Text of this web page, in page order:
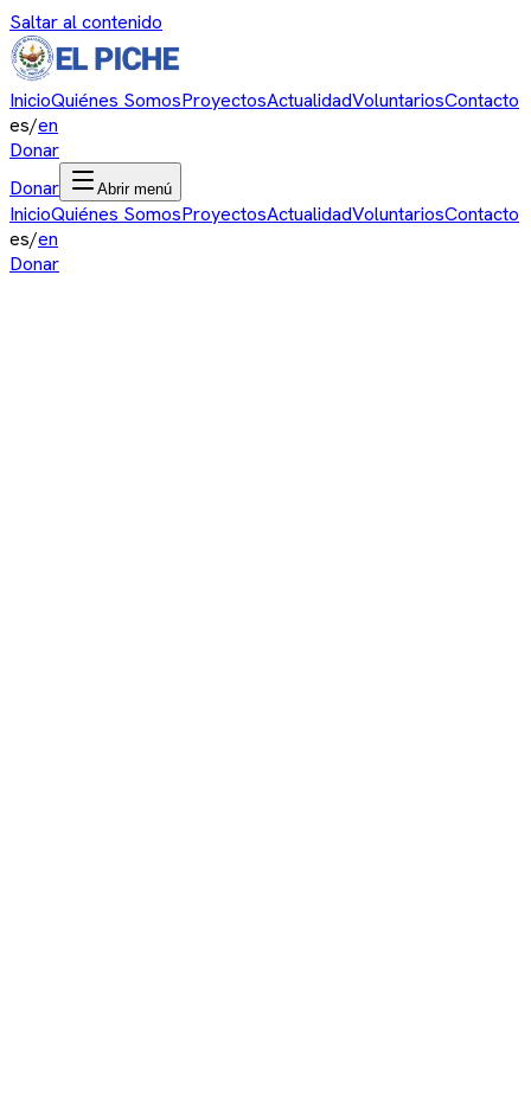
Saltar al contenido
InicioQuiénes SomosProyectosActualidadVoluntariosContacto
es/en
Donar
Donar
Abrir menú
InicioQuiénes SomosProyectosActualidadVoluntariosContacto
es/en
Donar